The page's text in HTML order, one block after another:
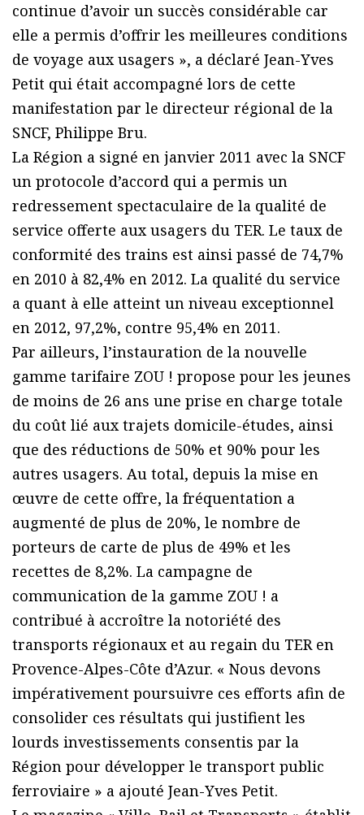
continue d’avoir un succès considérable car
elle a permis d’offrir les meilleures conditions
de voyage aux usagers », a déclaré Jean-Yves
Petit qui était accompagné lors de cette
manifestation par le directeur régional de la
SNCF, Philippe Bru.
La Région a signé en janvier 2011 avec la SNCF
un protocole d’accord qui a permis un
redressement spectaculaire de la qualité de
service offerte aux usagers du TER. Le taux de
conformité des trains est ainsi passé de 74,7%
en 2010 à 82,4% en 2012. La qualité du service
a quant à elle atteint un niveau exceptionnel
en 2012, 97,2%, contre 95,4% en 2011.
Par ailleurs, l’instauration de la nouvelle
gamme tarifaire ZOU ! propose pour les jeunes
de moins de 26 ans une prise en charge totale
du coût lié aux trajets domicile-études, ainsi
que des réductions de 50% et 90% pour les
autres usagers. Au total, depuis la mise en
œuvre de cette offre, la fréquentation a
augmenté de plus de 20%, le nombre de
porteurs de carte de plus de 49% et les
recettes de 8,2%. La campagne de
communication de la gamme ZOU ! a
contribué à accroître la notoriété des
transports régionaux et au regain du TER en
Provence-Alpes-Côte d’Azur. « Nous devons
impérativement poursuivre ces efforts afin de
consolider ces résultats qui justifient les
lourds investissements consentis par la
Région pour développer le transport public
ferroviaire » a ajouté Jean-Yves Petit.